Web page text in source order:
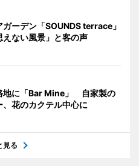
ーデン「SOUNDS terrace」
ない風景」と客の声
地に「Bar Mine」 自家製の
、花のカクテル中心に
見る